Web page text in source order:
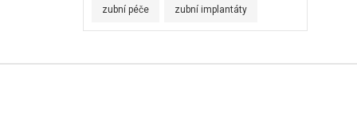
zubní péče zubní implantáty